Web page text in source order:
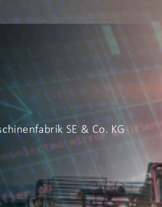
SE & Co. KG